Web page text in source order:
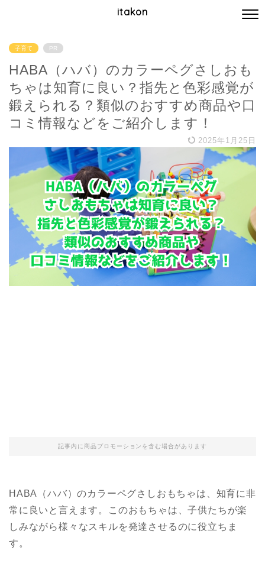
itakon
子育て PR
HABA（ハバ）のカラーペグさしおも
ちゃは知育に良い？指先と色彩感覚が
鍛えられる？類似のおすすめ商品や口
コミ情報などをご紹介します！
2025年1月25日
記事内に商品プロモーションを含む場合があります
HABA（ハバ）のカラーペグさしおもちゃは、知育に非
常に良いと言えます。このおもちゃは、子供たちが楽
しみながら様々なスキルを発達させるのに役立ちま
す。